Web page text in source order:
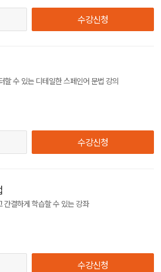
수강신청
할 수 있는 디테일한 스페인어 문법 강의
수강신청
간결하게 학습할 수 있는 강좌
수강신청